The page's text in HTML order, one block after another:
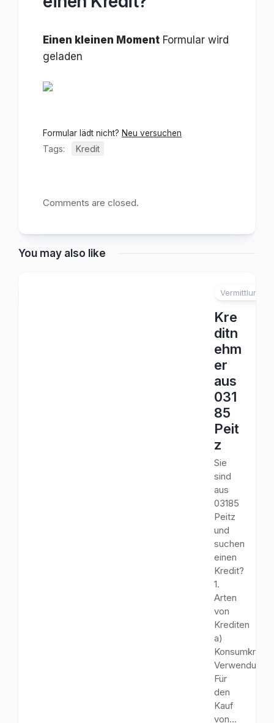
Einen kleinen Moment Formular wird
geladen
Formular lädt nicht? Neu versuchen
Tags: Kredit
Comments are closed.
You may also like
Vermittlung
Kre
ditn
ehm
er
aus
031
85
Peit
z
Sie
sind
aus
03185
Peitz
und
suchen
einen
Kredit?
1.
Arten
von
Krediten
a)
Für
den
Kauf
von...